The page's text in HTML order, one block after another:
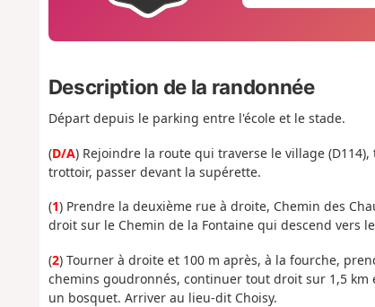
Description de la randonnée
Départ depuis le parking entre l'école et le stade.
(D/A) Rejoindre la route qui traverse le village
trottoir, passer devant la supérette.
(1) Prendre la deuxième rue à droite, Chemin des
droit sur le Chemin de la Fontaine qui descend vers
(2) Tourner à droite et 100 m après, à la fourche,
chemins goudronnés, continuer tout droit sur 1,5
un bosquet. Arriver au lieu-dit Choisy.